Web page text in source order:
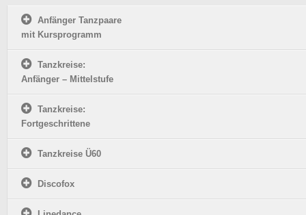
Anfänger Tanzpaare
mit Kursprogramm
Tanzkreise:
Anfänger – Mittelstufe
Tanzkreise:
Fortgeschrittene
Tanzkreise Ü60
Discofox